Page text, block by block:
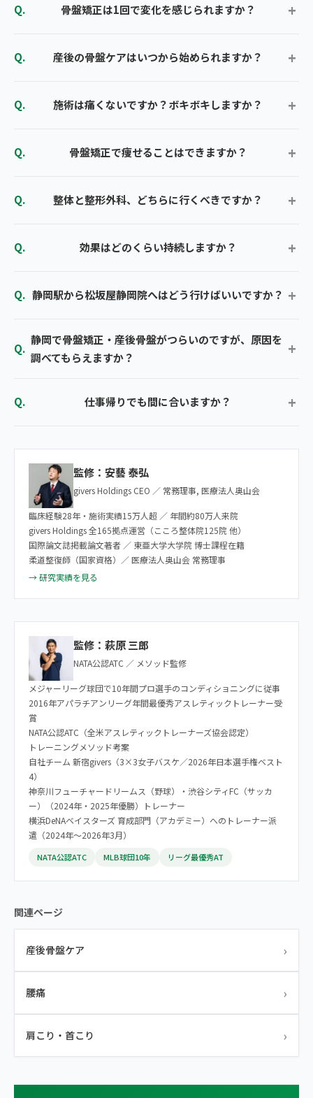
骨盤矯正は1回で変化を感じられますか？
産後の骨盤ケアはいつから始められますか？
施術は痛くないですか？ボキボキしますか？
骨盤矯正で痩せることはできますか？
整体と整形外科、どちらに行くべきですか？
効果はどのくらい持続しますか？
静岡駅から松坂屋静岡院へはどう行けばいいですか？
静岡で骨盤矯正・産後骨盤がつらいのですが、原因を
調べてもらえますか？
仕事帰りでも間に合いますか？
監修：安藝 泰弘
givers Holdings CEO ／ 常務理事, 医療法人奥山会
臨床経験28年・施術実績15万人超 ／ 年間約80万人来院
givers Holdings 全165拠点運営（こころ整体院125院 他）
国際論文誌掲載論文著者 ／ 東亜大学大学院 博士課程在籍
柔道整復師（国家資格）／ 医療法人奥山会 常務理事
→ 研究実績を見る
監修：萩原 三郎
NATA公認ATC ／ メソッド監修
メジャーリーグ球団で10年間プロ選手のコンディショニングに従事
2016年アパラチアンリーグ年間最優秀アスレティックトレーナー受
賞
NATA公認ATC（全米アスレティックトレーナーズ協会認定）
トレーニングメソッド考案
自社チーム 新宿givers（3×3女子バスケ／2026年日本選手権ベスト
4）
神奈川フューチャードリームス（野球）・渋谷シティFC（サッカ
ー）（2024年・2025年優勝）トレーナー
横浜DeNAベイスターズ 育成部門（アカデミー）へのトレーナー派
遣（2024年〜2026年3月）
NATA公認ATC MLB球団10年 リーグ最優秀AT
関連ページ
産後骨盤ケア ›
腰痛 ›
肩こり・首こり ›